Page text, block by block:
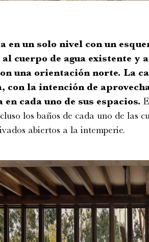
en un solo nivel con un
cuerpo de agua existente y
una orientación norte. La
con la intención de
en cada uno de sus espacios.
los baños de cada uno de las
abiertos a la intemperie.